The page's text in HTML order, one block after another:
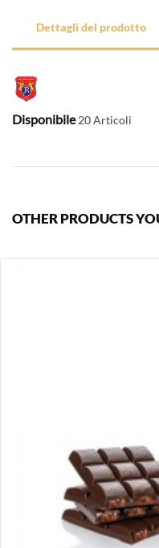
Dettagli del prodotto
Disponibile 20 Articoli
OTHER PRODUCTS